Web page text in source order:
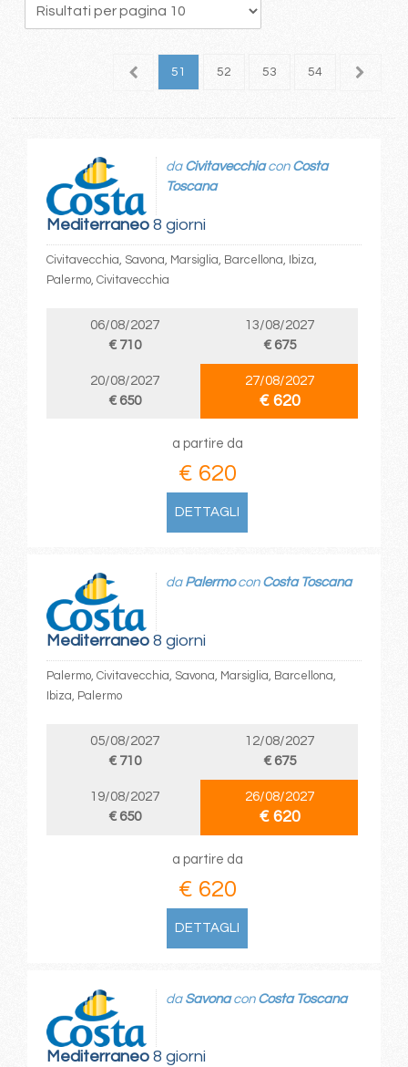
50 51 52 53 54 55
Mediterraneo8 giorni
da Civitavecchiacon Costa
Toscana
Civitavecchia, Savona, Marsiglia, Barcellona, Ibiza,
Palermo, Civitavecchia
06/08/2027
€ 710
13/08/2027
€ 675
20/08/2027
€ 650
27/08/2027
€ 620
a partire da
€ 620
DETTAGLI
Mediterraneo8 giorni
da Palermocon Costa Toscana
Palermo, Civitavecchia, Savona, Marsiglia, Barcellona,
Ibiza, Palermo
05/08/2027
€ 710
12/08/2027
€ 675
19/08/2027
€ 650
26/08/2027
€ 620
a partire da
€ 620
DETTAGLI
Mediterraneo8 giorni
da Savonacon Costa Toscana